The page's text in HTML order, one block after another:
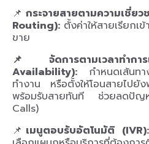
📌 กระจายสายตามความเชี่ย
Routing): ตั้งค่าให้สายเรียกเ
ขาย
📌 จัดการตามเวลาทำก
Availability): กำหนดเส้นทา
ทำงาน หรือตั้งให้โอนสายไปยั
พร้อมรับสายทันที ช่วยลดปัญ
Calls)
📌 เมนูตอบรับอัตโนมัติ (IVR):